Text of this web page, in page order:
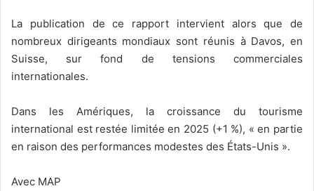
La publication de ce rapport intervient alors que de
nombreux dirigeants mondiaux sont réunis à Davos, en
Suisse, sur fond de tensions commerciales
internationales.
Dans les Amériques, la croissance du tourisme
international est restée limitée en 2025 (+1 %), « en partie
en raison des performances modestes des États-Unis ».
Avec MAP